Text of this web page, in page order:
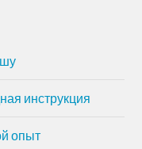
инструкция
опыт